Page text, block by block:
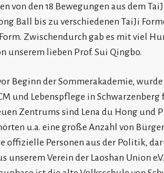
von den 18 Bewegungen aus dem
Ball bis zu verschiedenen TaiJi
Zwischendurch gab es mit viel
unserem lieben Prof. Sui Qingbo.
Beginn der Sommerakademie, wurde
und Lebenspflege in Schwarzenberg
Zentrums sind Lena du Hong und
u.a. eine große Anzahl von
offizielle Personen aus der Politik,
Verein der Laoshan Union